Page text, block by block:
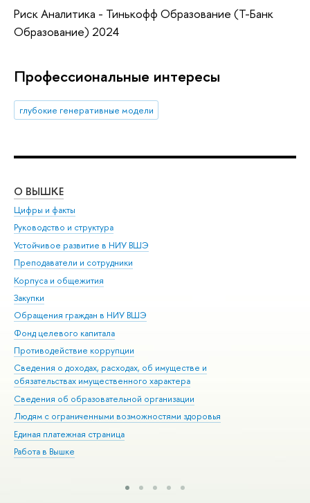
Риск Аналитика - Тинькофф Образование (Т-Банк
Образование) 2024
Профессиональные интересы
глубокие генеративные модели
О ВЫШКЕ
Цифры и факты
Руководство и структура
Устойчивое развитие в НИУ ВШЭ
Преподаватели и сотрудники
Корпуса и общежития
Закупки
Обращения граждан в НИУ ВШЭ
Фонд целевого капитала
Противодействие коррупции
Сведения о доходах, расходах, об имуществе и
обязательствах имущественного характера
Сведения об образовательной организации
Людям с ограниченными возможностями здоровья
Единая платежная страница
Работа в Вышке